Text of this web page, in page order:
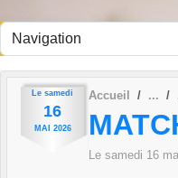
Le samedi
16
MAI 2026
Accueil
Le samedi 16